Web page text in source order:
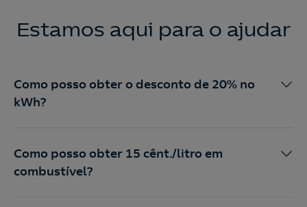
Estamos aqui para o ajudar
Como posso obter o desconto de 20% no
kWh?
Como posso obter 15 cênt./litro em
combustível?